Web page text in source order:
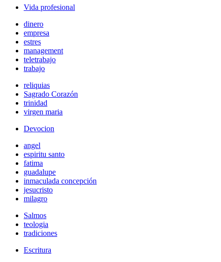
Vida profesional
dinero
empresa
estres
management
teletrabajo
trabajo
reliquias
Sagrado Corazón
trinidad
virgen maria
Devocion
angel
espiritu santo
fatima
guadalupe
inmaculada concepción
jesucristo
milagro
Salmos
teologia
tradiciones
Escritura